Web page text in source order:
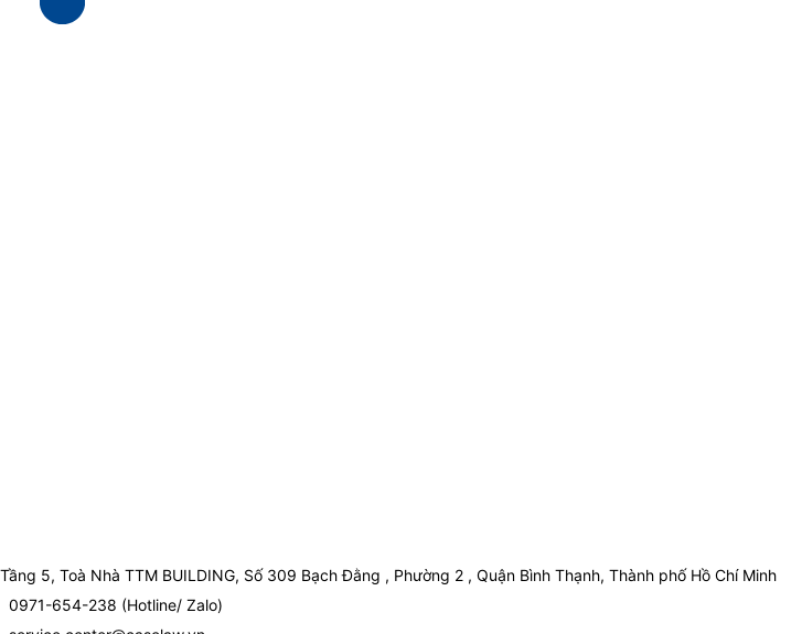
Tầng 5, Toà Nhà TTM BUILDING, Số 309 Bạch Đằng , Phường 2 , Quận Bình Thạnh, Thành phố Hồ Chí Minh
0971-654-238 (Hotline/ Zalo)